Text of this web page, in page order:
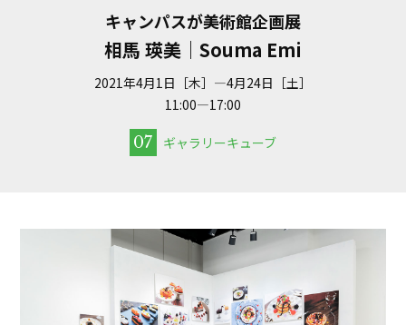
キャンパスが美術館企画展
相馬 瑛美｜Souma Emi
2021年4月1日［木］—4月24日［土］
11:00—17:00
07 ギャラリーキューブ